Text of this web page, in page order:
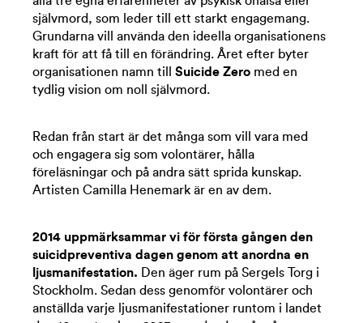
självmord, som leder till ett starkt engagemang.
Grundarna vill använda den ideella organisationens
kraft för att få till en förändring. Året efter byter
organisationen namn till Suicide Zero med en
tydlig vision om noll självmord.
Redan från start är det många som vill vara med
och engagera sig som volontärer, hålla
föreläsningar och på andra sätt sprida kunskap.
Artisten Camilla Henemark är en av dem.
2014 uppmärksammar vi för första gången den
suicidpreventiva dagen genom att anordna en
ljusmanifestation.
Den äger rum på Sergels Torg i
Stockholm. Sedan dess genomför volontärer och
anställda varje ljusmanifestationer runtom i landet